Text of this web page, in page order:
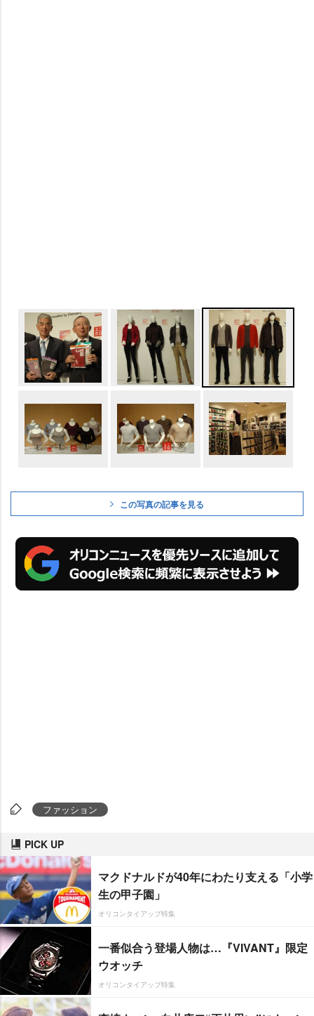
この写真の記事を見る
ファッション
PICK UP
マクドナルドが40年にわたり支える「小学
生の甲子園」
オリコンタイアップ特集
一番似合う登場人物は…『VIVANT』限定
ウオッチ
オリコンタイアップ特集